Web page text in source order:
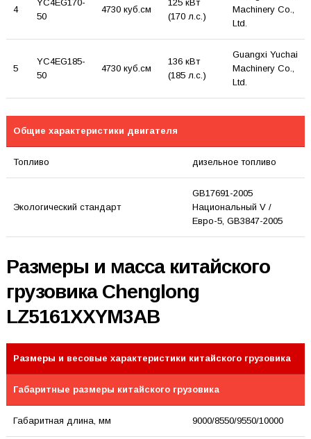
4
YC4EG170-
50
4730 куб.см
125 кВт
(170 л.с.)
Machinery Co.,
Ltd.
5
YC4EG185-
50
4730 куб.см
136 кВт
(185 л.с.)
Guangxi Yuchai
Machinery Co.,
Ltd.
Общие характеристики двигателя
Топливо дизельное топливо
Экологический стандарт
GB17691-2005
Национальный V /
Евро-5, GB3847-2005
Размеры и масса китайского
грузовика Chenglong
LZ5161XXYM3AB
Размеры и весовые характеристики китайского грузовика
Габаритные размеры китайского грузовика
Габаритная длина, мм 9000/8550/9550/10000